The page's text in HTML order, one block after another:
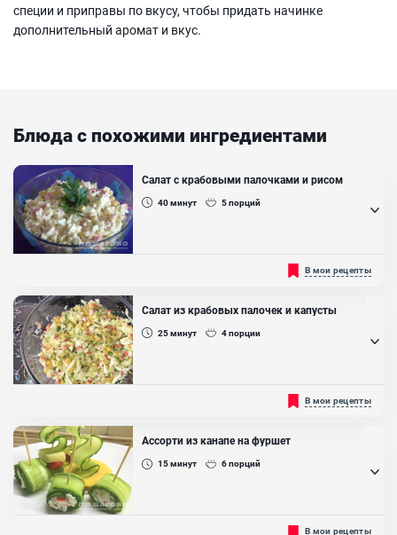
специи и приправы по вкусу, чтобы придать начинке
дополнительный аромат и вкус.
Блюда с похожими ингредиентами
Салат с крабовыми палочками и рисом
40минут 5порций
Аппетитный и яркий, хорош как для фуршета, так и для обычного
ужина или обеда. Готовиться всего за 40 мнут. Обязательно
попробуйте...
В мои рецепты
Салат из крабовых палочек и капусты
25минут 4порции
Традиционное угощение каждого застолья. Есть огромное
множество вариантов приготовления этого салата. Мы сделаем
менее калорийный вариант, который не оставит вас и ваших
гостей равнодушными....
В мои рецепты
Ассорти из канапе на фуршет
15минут 6порций
Если хотите сделать свой праздничный стол или фуршетВ мои рецепты